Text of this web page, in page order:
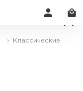
› Классические